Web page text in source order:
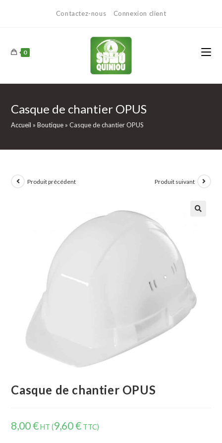
Contactez-nous Connexion client
0
Casque de chantier OPUS
Accueil »Boutique »Casque de chantier OPUS
Produit précédent Produit suivant
Casque de chantier OPUS
8,00€ HT (9,60€ TTC)